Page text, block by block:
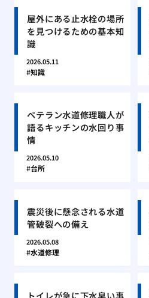
屋外にある止水栓の場所
を見つけるための基本知
識
2026.05.11
知識
ベテラン水道修理職人が
語るキッチンの水回り事
情
2026.05.10
台所
震災後に懸念される水道
管破裂への備え
2026.05.08
水道修理
トイレが急に下水臭い事